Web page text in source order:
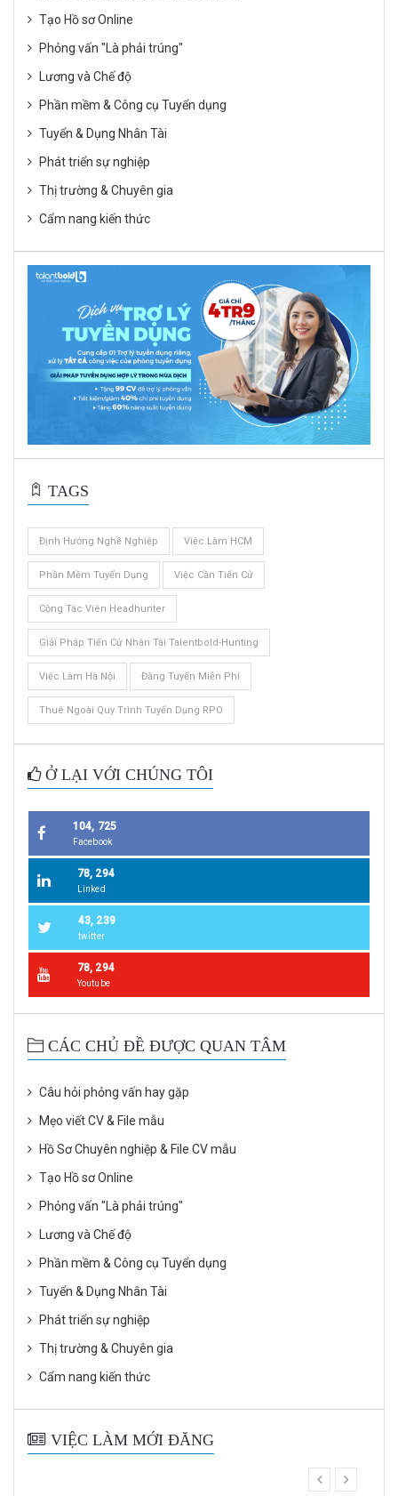
Tạo Hồ sơ Online
Phỏng vấn "Là phải trúng"
Lương và Chế độ
Phần mềm & Công cụ Tuyển dụng
Tuyển & Dụng Nhân Tài
Phát triển sự nghiệp
Thị trường & Chuyên gia
Cẩm nang kiến thức
TAGS
Định Hướng Nghề Nghiệp Việc Làm HCM
Phần Mềm Tuyển Dụng Việc Cần Tiến Cử
Cộng Tác Viên Headhunter
Giải Pháp Tiến Cử Nhân Tài Talentbold-Hunting
Việc Làm Hà Nội Đăng Tuyển Miễn Phí
Thuê Ngoài Quy Trình Tuyển Dụng RPO
Ở LẠI VỚI CHÚNG TÔI
104, 725
Facebook
78, 294
Linked
43, 239
twitter
78, 294
Youtube
CÁC CHỦ ĐỀ ĐƯỢC QUAN TÂM
Câu hỏi phỏng vấn hay gặp
Mẹo viết CV & File mẫu
Hồ Sơ Chuyên nghiệp & File CV mẫu
Tạo Hồ sơ Online
Phỏng vấn "Là phải trúng"
Lương và Chế độ
Phần mềm & Công cụ Tuyển dụng
Tuyển & Dụng Nhân Tài
Phát triển sự nghiệp
Thị trường & Chuyên gia
Cẩm nang kiến thức
VIỆC LÀM MỚI ĐĂNG
prev